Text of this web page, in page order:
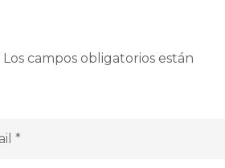
Los campos obligatorios están